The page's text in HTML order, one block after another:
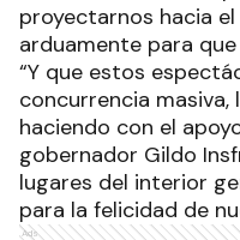
proyectarnos hacia
arduamente para
“Y que estos
concurrencia
haciendo con el
gobernador Gildo
lugares del interior
para la felicidad de
Ads